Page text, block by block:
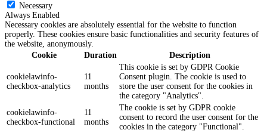
Necessary
Always Enabled
Necessary cookies are absolutely essential for the website to function
properly. These cookies ensure basic functionalities and security features of
the website, anonymously.
Cookie
Duration Description
cookielawinfo-
checkbox-analytics
11
months
This cookie is set by GDPR Cookie
Consent plugin. The cookie is used to
store the user consent for the cookies in
the category "Analytics".
cookielawinfo-
checkbox-functional
11
months
The cookie is set by GDPR cookie
consent to record the user consent for the
cookies in the category "Functional".